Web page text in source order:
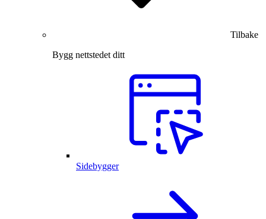
Tilbake
Bygg nettstedet ditt
Sidebygger